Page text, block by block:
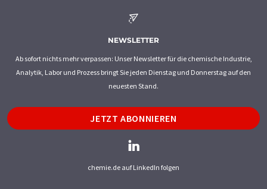
NEWSLETTER
Ab sofort nichts mehr verpassen: Unser Newsletter für die chemische Industrie,
Analytik, Labor und Prozess bringt Sie jeden Dienstag und Donnerstag auf den
neuesten Stand.
JETZT ABONNIEREN
chemie.de auf LinkedIn folgen